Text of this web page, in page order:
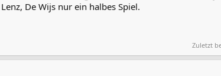
De Wijs nur ein halbes Spiel.
Zuletzt